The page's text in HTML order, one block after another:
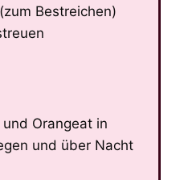
Bestreichen)
Orangeat in
und über Nacht